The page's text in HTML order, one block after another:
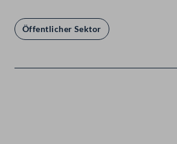
Öffentlicher Sektor